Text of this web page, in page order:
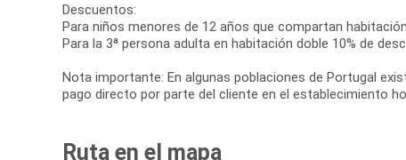
Descuentos:
Para niños menores de 12 años que compartan
Para la 3ª persona adulta en habitación doble 10% de
Nota importante: En algunas poblaciones de Portugal
pago directo por parte del cliente en el establecimiento
Ruta en el mapa